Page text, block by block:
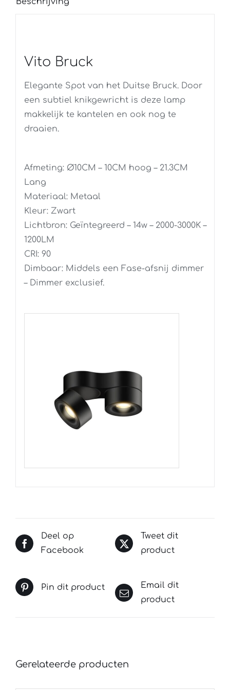
Vito Bruck
Elegante Spot van het Duitse Bruck. Door
een subtiel knikgewricht is deze lamp
makkelijk te kantelen en ook nog te
draaien.
Afmeting: Ø10CM – 10CM hoog – 21.3CM
Lang
Materiaal: Metaal
Kleur: Zwart
Lichtbron: Geïntegreerd – 14w – 2000-3000K –
1200LM
CRI: 90
Dimbaar: Middels een Fase-afsnij dimmer
– Dimmer exclusief.
Deel op
Facebook
Tweet dit
product
Pin dit product
Email dit
product
Gerelateerde producten